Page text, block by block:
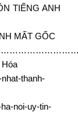
TIẾNG ANH
MẤT GỐC
Hóa
thanh-
noi-uy-tin-